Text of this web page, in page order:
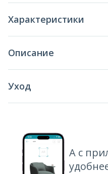
Характеристики
Описание
Уход
А с